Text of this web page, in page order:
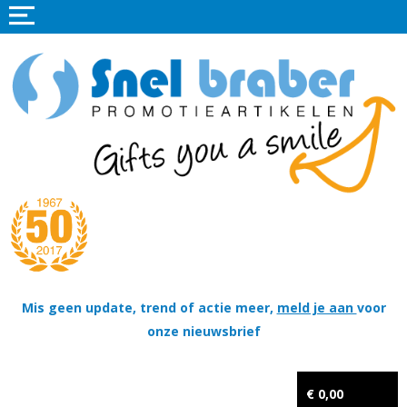
Mis geen update, trend of actie meer, meld je aan voor
onze nieuwsbrief
€ 0,00
Home
Promotieartikelen
Tassen
Thema's